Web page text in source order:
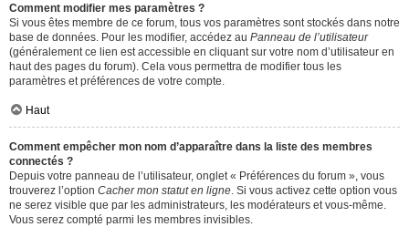
Comment modifier mes paramètres ?
Si vous êtes membre de ce forum, tous vos paramètres sont stockés dans notre
base de données. Pour les modifier, accédez au Panneau de l’utilisateur
(généralement ce lien est accessible en cliquant sur votre nom d’utilisateur en
haut des pages du forum). Cela vous permettra de modifier tous les
paramètres et préférences de votre compte.
Haut
Comment empêcher mon nom d’apparaître dans la liste des membres
connectés ?
Depuis votre panneau de l’utilisateur, onglet « Préférences du forum », vous
trouverez l’option Cacher mon statut en ligne . Si vous activez cette option vous
ne serez visible que par les administrateurs, les modérateurs et vous-même.
Vous serez compté parmi les membres invisibles.